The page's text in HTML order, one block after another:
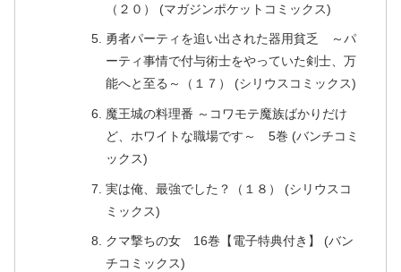
（２０） (マガジンポケットコミックス)
勇者パーティを追い出された器用貧乏 ～パ
ーティ事情で付与術士をやっていた剣士、万
能へと至る～（１７） (シリウスコミックス)
魔王城の料理番 ～コワモテ魔族ばかりだけ
ど、ホワイトな職場です～ 5巻 (バンチコミ
ックス)
実は俺、最強でした？（１８） (シリウスコ
ミックス)
クマ撃ちの女 16巻【電子特典付き】 (バン
チコミックス)